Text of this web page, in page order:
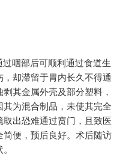
咽部后可顺利通过食道生
却滞留于胃内长久不得通
其金属外壳及部分塑料，
为混合制品，未使其完全
出恐难通过贲门，且致医
便，预后良好。术后随访